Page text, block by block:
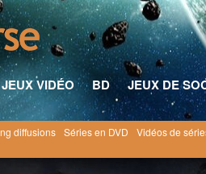
JEUX VIDÉO BD
JEUX DE
diffusions Séries en DVD Vidéos de
2016 Marvel’s Daredevil Season 2 La